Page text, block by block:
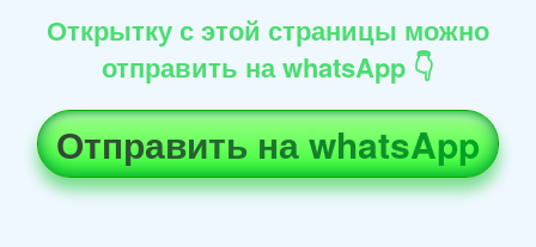
Открытку с этой страницы можно
отправить на whatsApp 👇
Отправить на whatsApp